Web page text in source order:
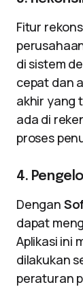
Fitur
di sistem
cepat dan
akhir yang
ada di
proses
4.
Dengan
dapat
Aplikasi ini
dilakukan
peraturan